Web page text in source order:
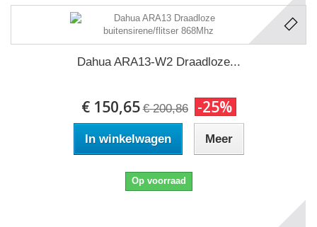
Dahua ARA13-W2 Draadloze...
€ 150,65 € 200,86 -25%
In winkelwagen Meer
Op voorraad